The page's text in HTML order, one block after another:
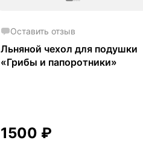
Оставить отзыв
Льняной чехол для подушки
«Грибы и папоротники»
1500 ₽